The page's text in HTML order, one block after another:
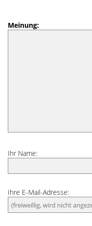
Meinung:
Ihr Name:
Ihre E-Mail-Adresse: